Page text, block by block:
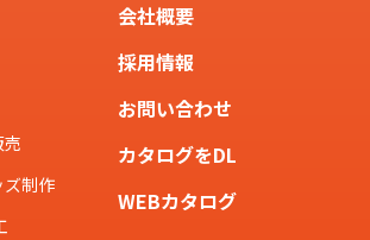
ズ制作
会社概要
採用情報
お問い合わせ
カタログをDL
WEBカタログ